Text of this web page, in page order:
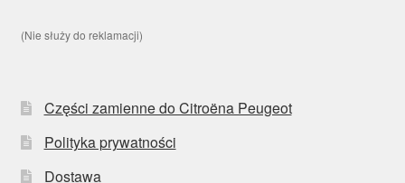
(Nie służy do reklamacji)
Części zamienne do Citroëna Peugeot
Polityka prywatności
Dostawa